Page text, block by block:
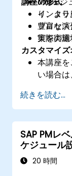
り、よ
プロセ
策を実
インタ
豊富な
実際の
カスタマイ
本講座
い場合は
続きを読む...
SAP PMレ
ケジュール
20 時間